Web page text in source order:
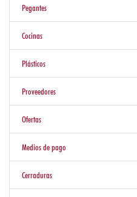
DECORADOS
Ofertas
Otras
Opciones
Pegantes
Cocinas
Plásticos
Proveedores
Ofertas
Medios de pago
Cerraduras